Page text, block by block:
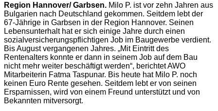
Region Hannover/ Garbsen. Milo P. ist vor zehn Jahren aus
Bulgarien nach Deutschland gekommen. Seitdem lebt der
67-Jährige in Garbsen in der Region Hannover. Seinen
Lebensunterhalt hat er sich einige Jahre durch einen
sozialversicherungspflichtigen Job im Baugewerbe verdient.
Bis August vergangenen Jahres. „Mit Eintritt des
Rentenalters konnte er dann in seinem Job auf dem Bau
nicht mehr weiter beschäftigt werden“, berichtet AWO
Mitarbeiterin Fatma Taspunar. Bis heute hat Milo P. noch
keinen Euro Rente gesehen. Seitdem lebt er von seinen
Ersparnissen, wird von einem Freund unterstützt und von
Bekannten mitversorgt.